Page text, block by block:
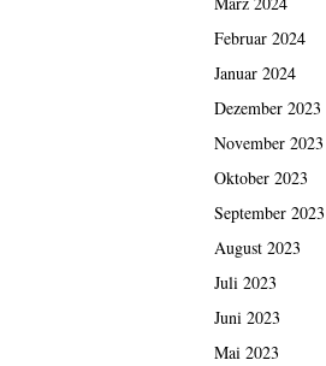
Februar 2024
Januar 2024
Dezember 2023
November 2023
Oktober 2023
September 2023
August 2023
Juli 2023
Juni 2023
Mai 2023